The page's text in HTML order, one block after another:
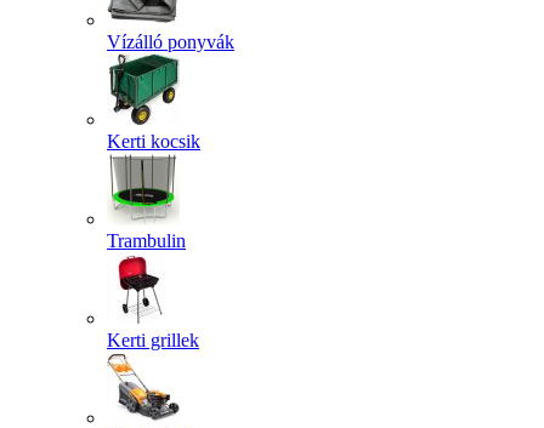
Vízálló ponyvák
Kerti kocsik
Trambulin
Kerti grillek